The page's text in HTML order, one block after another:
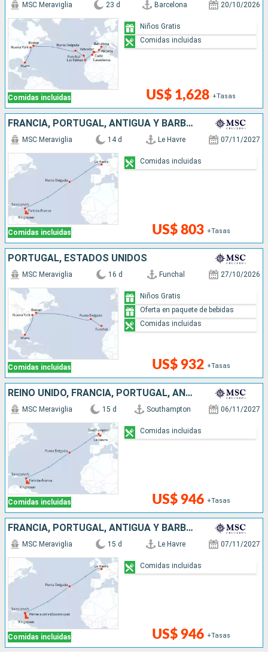
Comidas incluidas
MSC Meraviglia 23 d Barcelona 20/10/2026
US$ 1,628 +Tasas
Niños Gratis
Comidas incluidas
FRANCIA, PORTUGAL, ANTIGUA Y BARBUDA, SAN VINCENT Y LAS GRANADINAS, BARBADOS
Comidas incluidas
MSC Meraviglia 14 d Le Havre 07/11/2027
US$ 803 +Tasas
Comidas incluidas
PORTUGAL, ESTADOS UNIDOS
Comidas incluidas
MSC Meraviglia 16 d Funchal 27/10/2026
US$ 932 +Tasas
Niños Gratis
Oferta en paquete de bebidas
Comidas incluidas
REINO UNIDO, FRANCIA, PORTUGAL, ANTIGUA Y BARBUDA, SAN VINCENT Y LAS GRANADINAS, BARBADOS
Comidas incluidas
MSC Meraviglia 15 d Southampton 06/11/2027
US$ 946 +Tasas
Comidas incluidas
FRANCIA, PORTUGAL, ANTIGUA Y BARBUDA, SAN VINCENT Y LAS GRANADINAS, BARBADOS
Comidas incluidas
MSC Meraviglia 15 d Le Havre 07/11/2027
US$ 946 +Tasas
Comidas incluidas